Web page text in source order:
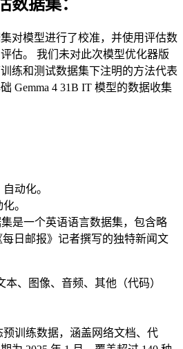
数据集：
对模型进行了校准，并使用评估数
估。 我们未对此次模型优化器版
练和测试数据集下注明的方法代表
Gemma 4 31B IT 模型的数据收集
自动化。
。
集是一个英语语言数据集，包含略
日邮报》记者撰写的独特新闻文
本、图像、音频、其他（代码）
预训练数据，涵盖网络文档、代